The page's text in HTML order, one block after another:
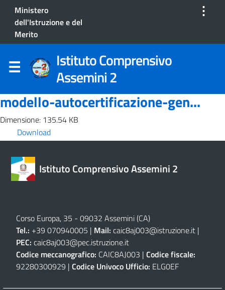
Ministero
dell'Istruzione e del
Merito
⋮
Istituto Comprensivo
Assemini 2
modello-autocertificazione-gen...
Dimensione: 135.54 KB
Download
Istituto Comprensivo Assemini 2
Corso Europa, 35 - 09032 Assemini (CA)
Tel.: +39 070940005 | Mail: caic8aj003@istruzione.it |
PEC: caic8aj003@pec.istruzione.it
Codice meccanografico: CAIC8AJ003 | Codice fiscale:
92280300929 | Codice Univoco Ufficio: ELG0EF